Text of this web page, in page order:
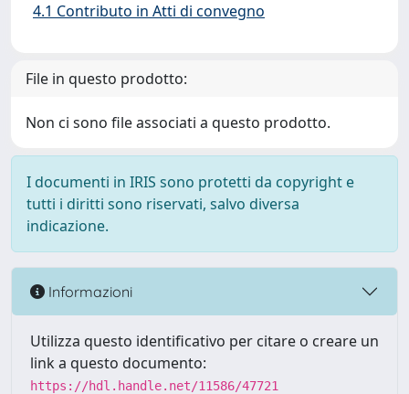
4.1 Contributo in Atti di convegno
File in questo prodotto:
Non ci sono file associati a questo prodotto.
I documenti in IRIS sono protetti da copyright e
tutti i diritti sono riservati, salvo diversa
indicazione.
Informazioni
Utilizza questo identificativo per citare o creare un
link a questo documento:
https://hdl.handle.net/11586/47721